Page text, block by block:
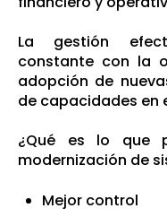
La gestión
constante con la
adopción de
de capacidades en
¿Qué es lo que
modernización de
Mejor control